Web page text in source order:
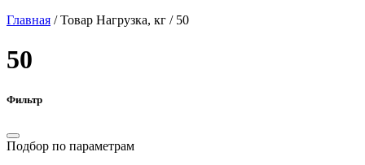
Главная /Товар Нагрузка, кг / 50
50
Фильтр
Подбор по параметрам